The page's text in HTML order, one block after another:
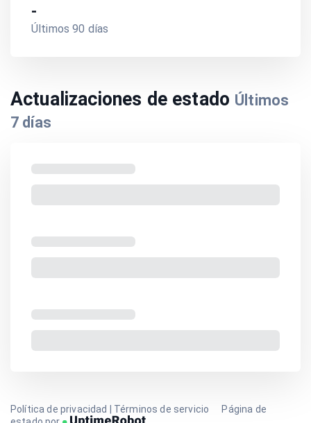
-
Últimos 90 días
Actualizaciones de estado Últimos
7 días
Política de privacidad Términos de servicio
Página de